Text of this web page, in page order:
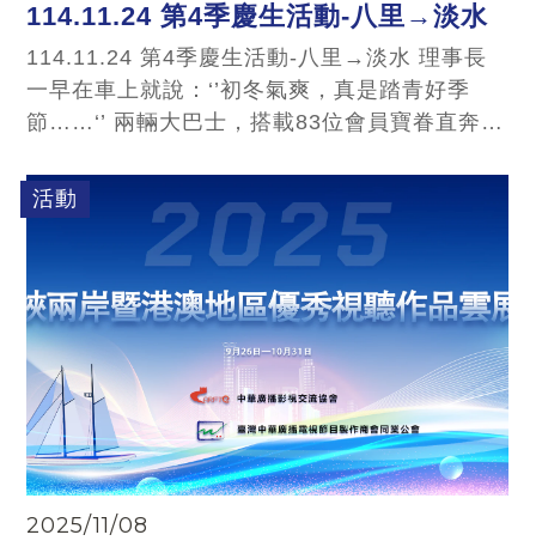
114.11.24 第4季慶生活動-八里→淡水
114.11.24 第4季慶生活動-八里→淡水 理事長
一早在車上就說：‘’初冬氣爽，真是踏青好季
節……‘’ 兩輛大巴士，搭載83位會員寶眷直奔本
八里左岸步道→芭達雅原民音樂餐廳慶生→搭乘
藍色公路渡輪前往淡水→優游淡水老街→漁人碼
頭情人橋觀賞淡水暮色→賦歸
活動
2025/11/08